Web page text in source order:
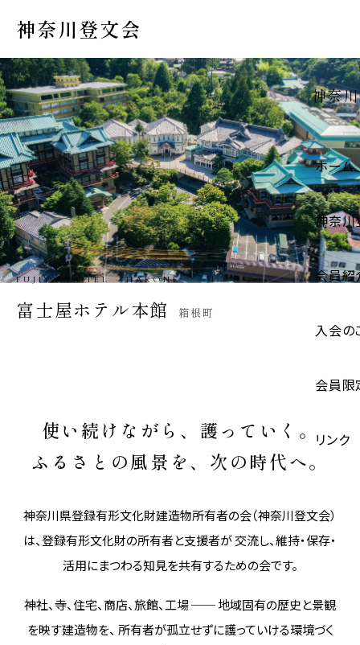
神奈川登文会
神奈
ホーム
神奈川
会員紹
入会の
会員限
リンク
IGARASHI STORE · HADANO
五十嵐商店 秦野市
使い続けながら、護っていく。
ふるさとの風景を、次の時代へ。
神奈川県登録有形文化財建造物所有者の会（神奈川登文会）
は、登録有形文化財の所有者と支援者が 交流し、維持・保存・
活用にまつわる知見を共有するための会です。
神社、寺、住宅、商店、旅館、工場 ── 地域固有の歴史と景観
を映す建造物を、 所有者が孤立せずに護っていける環境づく